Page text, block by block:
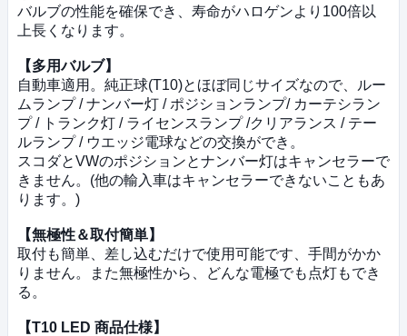
バルブの性能を確保でき、寿命がハロゲンより100倍以
上長くなります。
【多用バルブ】
自動車適用。純正球(T10)とほぼ同じサイズなので、ルー
ムランプ / ナンバー灯 / ポジションランプ/ カーテシラン
プ / トランク灯 / ライセンスランプ /クリアランス / テー
ルランプ / ウエッジ電球などの交換ができ。
スコダとVWのポジションとナンバー灯はキャンセラーで
きません。(他の輸入車はキャンセラーできないこともあ
ります。)
【無極性＆取付簡単】
取付も簡単、差し込むだけで使用可能です、手間がかか
りません。また無極性から、どんな電極でも点灯もでき
る。
【T10 LED 商品仕様】